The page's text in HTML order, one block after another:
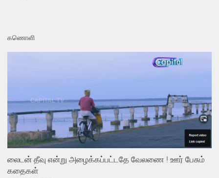
கணொளி
லைடன் தீவு என்று அழைக்கப்பட்டதே வேலணை ! ஊர் பேசும்
கதைகள்